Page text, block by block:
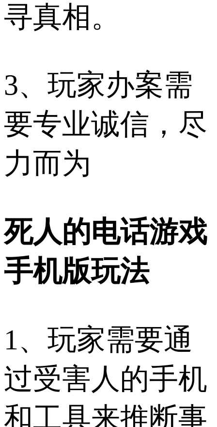
寻真相。
3、玩家办案需
要专业诚信，尽
力而为
死人的电话游戏
手机版玩法
1、玩家需要通
过受害人的手机
和工具来推断事